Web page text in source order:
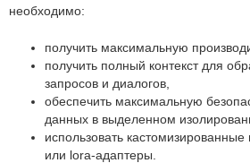
необходимо:
получить максимальную
получить полный контекст для
запросов и диалогов,
обеспечить максимальную
данных в выделенном
использовать
или lora-адаптеры.